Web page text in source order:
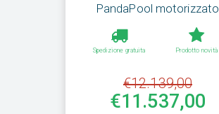
PandaPool motorizzato
Spedizione gratuita Prodotto novità
€12.139,00
€11.537,00